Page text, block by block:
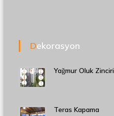
Dekorasyon
Yağmur Oluk Zinciri
Teras Kapama